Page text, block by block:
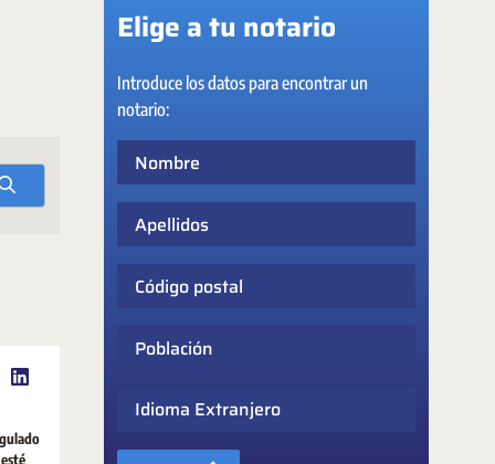
Elige a tu notario
Introduce los datos para encontrar un
notario:
Idioma Extranjero